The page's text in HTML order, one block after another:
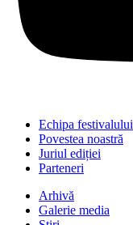
Echipa festivalului
Povestea noastră
Juriul ediției
Parteneri
Arhivă
Galerie media